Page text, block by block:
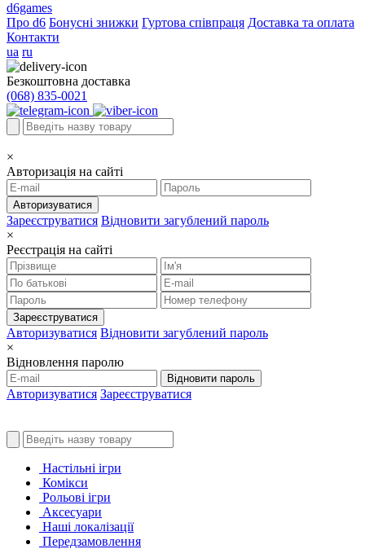
d6games
Про d6 Бонусні знижки Гуртова співпраця Доставка та оплата
Контакти
ua ru
Безкоштовна доставка
(068) 835-0021
×
Авторизація на сайті
Авторизуватися
Зареєструватися Відновити загублений пароль
×
Реєстрація на сайті
Зареєструватися
Авторизуватися Відновити загублений пароль
×
Відновлення паролю
Відновити пароль
Авторизуватися Зареєструватися
Настільні ігри
Комікси
Рольові ігри
Аксесуари
Наші локалізації
Передзамовлення